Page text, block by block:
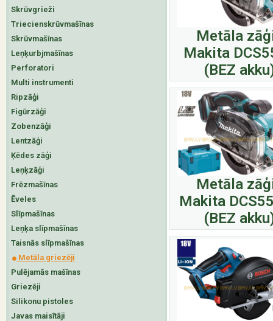
Skrūvgrieži
Triecienskrūvmašīnas
Skrūvmašīnas
Leņķurbjmašīnas
Perforatori
Multi instrumenti
Ripzāģi
Figūrzāģi
Zobenzāģi
Lentzāģi
Ķēdes zāģi
Leņķzāģi
Frēzmašīnas
Ēveles
Slīpmašīnas
Leņķa slīpmašīnas
Taisnās slīpmašīnas
Metāla griezēji
Pulējamās mašīnas
Griezēji
Silikonu pistoles
Javas maisītāji
Metāla
Makita
(BEZ
Metāla
Makita
(BEZ